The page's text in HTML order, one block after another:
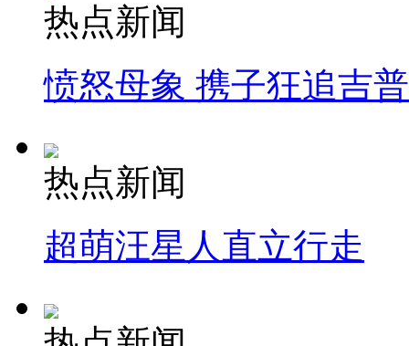
热点新闻
愤怒母象 携子狂追吉
热点新闻
超萌汪星人直立行走